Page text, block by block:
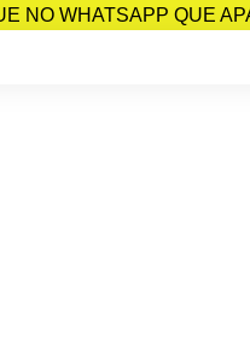
NO WHATSAPP QUE